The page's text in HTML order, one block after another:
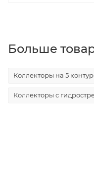
Больше
Коллекторы на 5
Коллекторы с